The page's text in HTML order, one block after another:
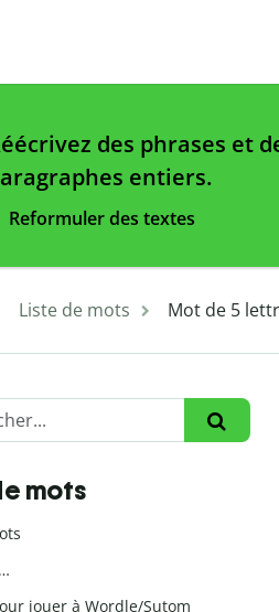
des phrases et
entiers.
Reformuler des textes
Liste de mots Mot de 5
mots
jouer à Wordle/Sutom